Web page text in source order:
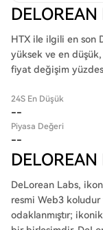
HTX ile ilgili en son
yüksek ve en
fiyat değişim
24S En Düşük
--
Piyasa Değeri
--
DeLorean Labs,
resmi Web3
odaklanmıştır;